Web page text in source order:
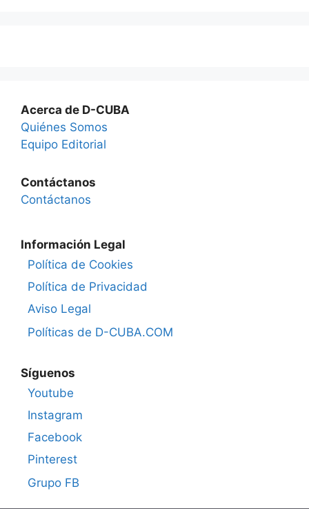
Acerca de D-CUBA
Quiénes Somos
Equipo Editorial
Contáctanos
Contáctanos
Información Legal
Política de Cookies
Política de Privacidad
Aviso Legal
Políticas de D-CUBA.COM
Síguenos
Youtube
Instagram
Facebook
Pinterest
Grupo FB